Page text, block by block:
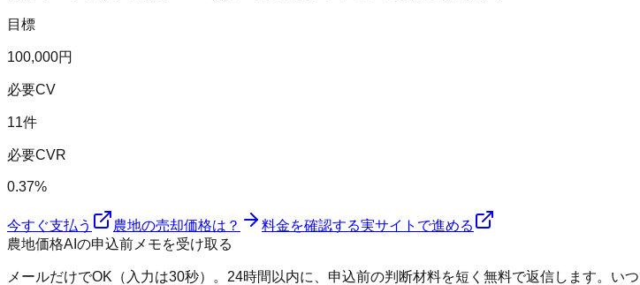
目標
100,000円
必要CV
11件
必要CVR
0.37%
今すぐ支払う 農地の売却価格は？ 料金を確認する実サイトで進める
農地価格AIの申込前メモを受け取る
メールだけでOK（入力は30秒）。24時間以内に、申込前の判断材料を短く無料で返信します。いつ